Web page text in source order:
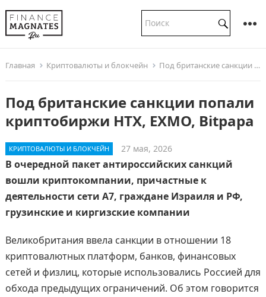
Главная Криптовалюты и блокчейн Под британские санкции попали криптобиржи HTX, EXMO, Bitpapa
Под британские санкции попали
криптобиржи HTX, EXMO, Bitpapa
КРИПТОВАЛЮТЫ И БЛОКЧЕЙН 27 мая, 2026
В очередной пакет антироссийских санкций
вошли криптокомпании, причастные к
деятельности сети A7, граждане Израиля и РФ,
грузинские и киргизские компании
Великобритания ввела санкции в отношении 18
криптовалютных платформ, банков, финансовых
сетей и физлиц, которые использовались Россией для
обхода предыдущих ограничений. Об этом говорится